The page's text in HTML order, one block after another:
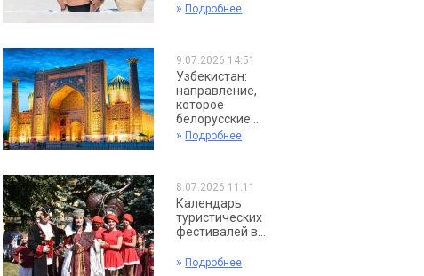
» Подробнее
9.07.2026 14:51
Узбекистан:
направление,
которое
белорусские...
» Подробнее
8.07.2026 11:11
Календарь
туристических
фестивалей в...
» Подробнее